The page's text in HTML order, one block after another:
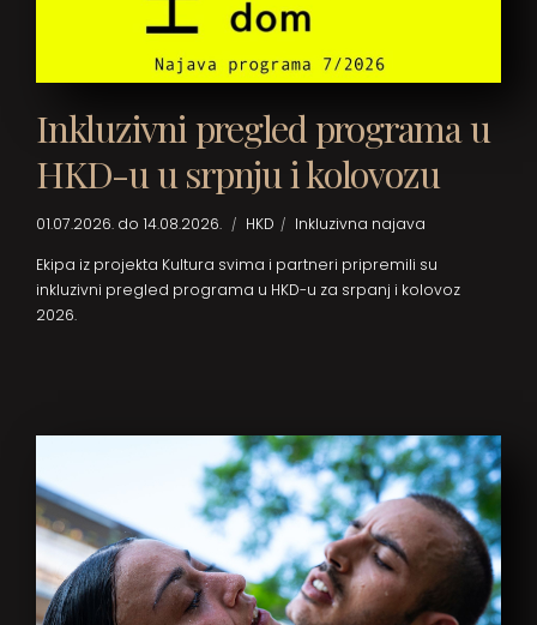
Inkluzivni pregled programa u
HKD-u u srpnju i kolovozu
01.07.2026. do 14.08.2026. HKD
Inkluzivna najava
Ekipa iz projekta Kultura svima i partneri pripremili su
inkluzivni pregled programa u HKD-u za srpanj i kolovoz
2026.